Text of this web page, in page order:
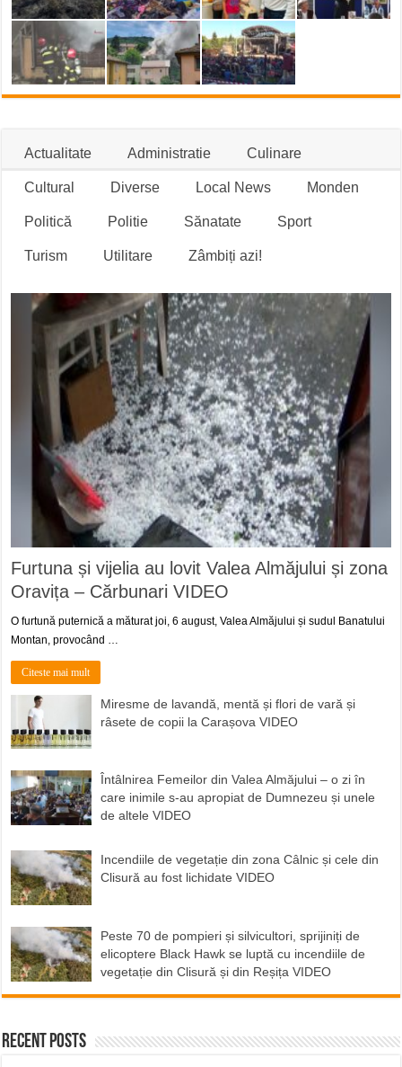
Actualitate Administratie Culinare
Cultural Diverse Local News Monden
Politică Politie Sănatate Sport
Turism Utilitare Zâmbiți azi!
Furtuna și vijelia au lovit Valea Almăjului și zona
Oravița – Cărbunari VIDEO
O furtună puternică a măturat joi, 6 august, Valea Almăjului și sudul Banatului
Montan, provocând …
Citeste mai mult
Miresme de lavandă, mentă și flori de vară și
râsete de copii la Carașova VIDEO
Întâlnirea Femeilor din Valea Almăjului – o zi în
care inimile s-au apropiat de Dumnezeu și unele
de altele VIDEO
Incendiile de vegetație din zona Câlnic și cele din
Clisură au fost lichidate VIDEO
Peste 70 de pompieri și silvicultori, sprijiniți de
elicoptere Black Hawk se luptă cu incendiile de
vegetație din Clisură și din Reșița VIDEO
Recent Posts